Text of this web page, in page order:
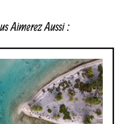
Aimerez Aussi :